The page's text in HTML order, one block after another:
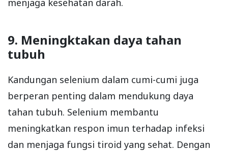
9. Meningktakan daya tahan
tubuh
Kandungan selenium dalam cumi-cumi juga
berperan penting dalam mendukung daya
tahan tubuh. Selenium membantu
meningkatkan respon imun terhadap infeksi
dan menjaga fungsi tiroid yang sehat. Dengan